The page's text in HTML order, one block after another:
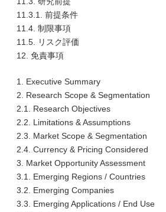
11.3.1. 前提条件
11.4. 制限事項
11.5. リスク評価
12. 免責事項
1. Executive Summary
2. Research Scope & Segmentation
2.1. Research Objectives
2.2. Limitations & Assumptions
2.3. Market Scope & Segmentation
2.4. Currency & Pricing Considered
3. Market Opportunity Assessment
3.1. Emerging Regions / Countries
3.2. Emerging Companies
3.3. Emerging Applications / End Use